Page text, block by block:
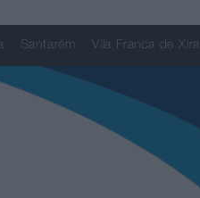
Santarém Vila Franca de Xira